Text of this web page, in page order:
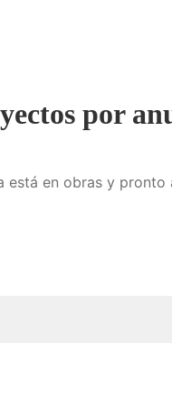
por
está en obras y pronto